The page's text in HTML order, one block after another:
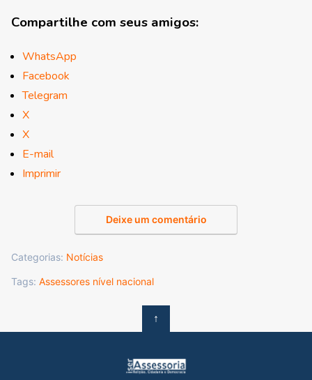
Compartilhe com seus amigos:
WhatsApp
Facebook
Telegram
X
X
E-mail
Imprimir
Deixe um comentário
Categorias: Notícias
Tags: Assessores nível nacional
↑